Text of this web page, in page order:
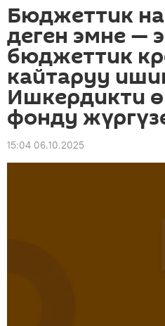
Бюджеттик
деген эмне —
бюджеттик
кайтаруу
Ишкердикти
фонду
15:04 06.10.2025